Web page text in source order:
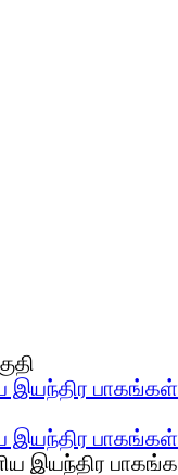
இயந்திர பாகங்கள்
இயந்திர பாகங்கள்